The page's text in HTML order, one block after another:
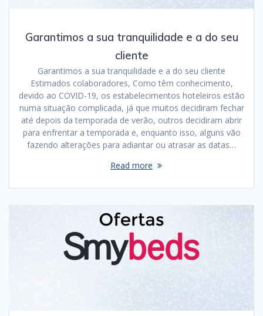
Garantimos a sua tranquilidade e a do seu
cliente
Garantimos a sua tranquilidade e a do seu cliente
Estimados colaboradores, Como têm conhecimento,
devido ao COVID-19, os estabelecimentos hoteleiros estão
numa situação complicada, já que muitos decidiram fechar
até depois da temporada de verão, outros decidiram abrir
para enfrentar a temporada e, enquanto isso, alguns vão
fazendo alterações para adiantar ou atrasar as datas…
Read more